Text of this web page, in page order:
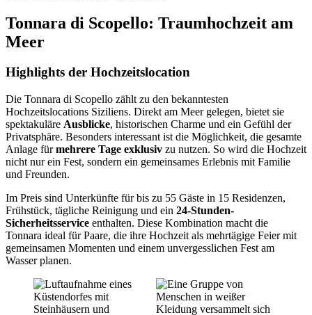
Tonnara di Scopello: Traumhochzeit am
Meer
Highlights der Hochzeitslocation
Die Tonnara di Scopello zählt zu den bekanntesten
Hochzeitslocations Siziliens. Direkt am Meer gelegen, bietet sie
spektakuläre Ausblicke, historischen Charme und ein Gefühl der
Privatsphäre. Besonders interessant ist die Möglichkeit, die gesamte
Anlage fürmehrere Tage exklusiv zu nutzen. So wird die Hochzeit
nicht nur ein Fest, sondern ein gemeinsames Erlebnis mit Familie
und Freunden.
Im Preis sind Unterkünfte für bis zu 55 Gäste in 15 Residenzen,
Frühstück, tägliche Reinigung und ein 24-Stunden-
Sicherheitsservice enthalten. Diese Kombination macht die
Tonnara ideal für Paare, die ihre Hochzeit als mehrtägige Feier mit
gemeinsamen Momenten und einem unvergesslichen Fest am
Wasser planen.